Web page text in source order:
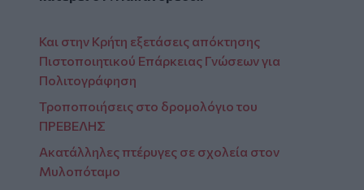
Και στην Κρήτη εξετάσεις απόκτησης
Πιστοποιητικού Επάρκειας Γνώσεων για
Πολιτογράφηση
Τροποποιήσεις στο δρομολόγιο του
ΠΡΕΒΕΛΗΣ
Ακατάλληλες πτέρυγες σε σχολεία στον
Μυλοπόταμο